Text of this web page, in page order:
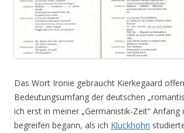
Das Wort Ironie gebraucht Kierkegaard
Bedeutungsumfang der deutschen
ich erst in meiner „Germanistik-Zeit“ Anfang
begreifen begann, als ich Kluckhohn